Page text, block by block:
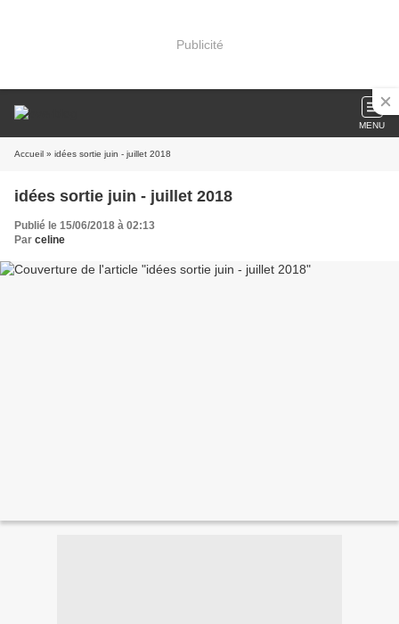
Publicité
MENU
Accueil » idées sortie juin - juillet 2018
idées sortie juin - juillet 2018
Publié le 15/06/2018 à 02:13
Par celine